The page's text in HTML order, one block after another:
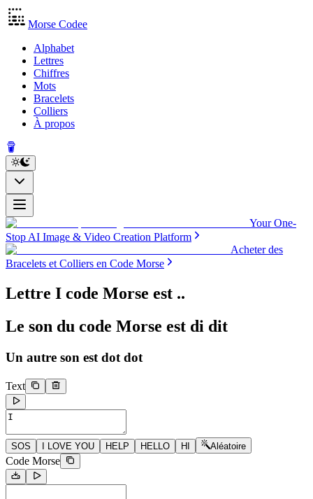
Morse Codee
Alphabet
Lettres
Chiffres
Mots
Bracelets
Colliers
À propos
Your One-
Stop AI Image & Video Creation Platform
Acheter des
Bracelets et Colliers en Code Morse
Lettre I code Morse est ..
Le son du code Morse est di dit
Un autre son est dot dot
Text
SOS I LOVE YOU HELP HELLO HI Aléatoire
Code Morse